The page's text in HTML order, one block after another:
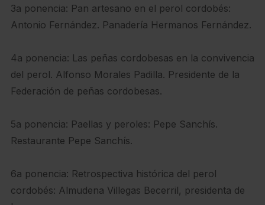
3a ponencia: Pan artesano en el perol cordobés:
Antonio Fernández. Panadería Hermanos Fernández.
4a ponencia: Las peñas cordobesas en la convivencia
del perol. Alfonso Morales Padilla. Presidente de la
Federación de peñas cordobesas.
5a ponencia: Paellas y peroles: Pepe Sanchís.
Restaurante Pepe Sanchís.
6a ponencia: Retrospectiva histórica del perol
cordobés: Almudena Villegas Becerril, presidenta de